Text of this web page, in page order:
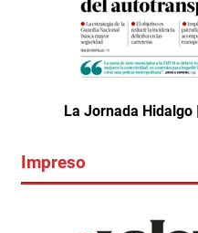
La Jornada Hidalgo
Impreso